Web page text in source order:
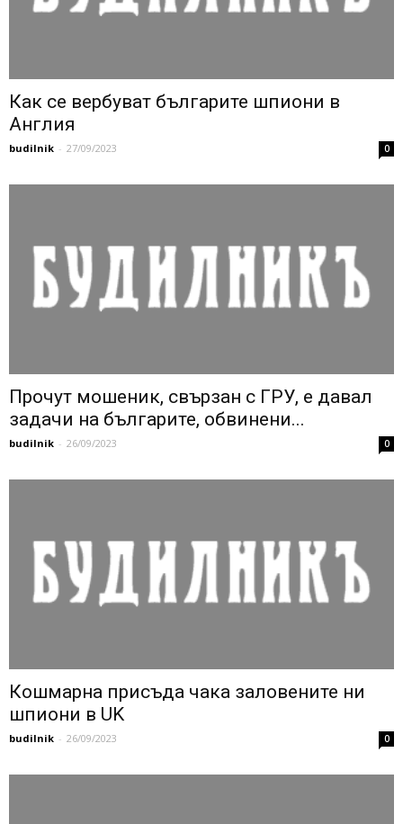
Как се вербуват българите шпиони в
Англия
budilnik - 27/09/2023 0
Прочут мошеник, свързан с ГРУ, е давал
задачи на българите, обвинени...
budilnik - 26/09/2023 0
Кошмарна присъда чака заловените ни
шпиони в UK
budilnik - 26/09/2023 0